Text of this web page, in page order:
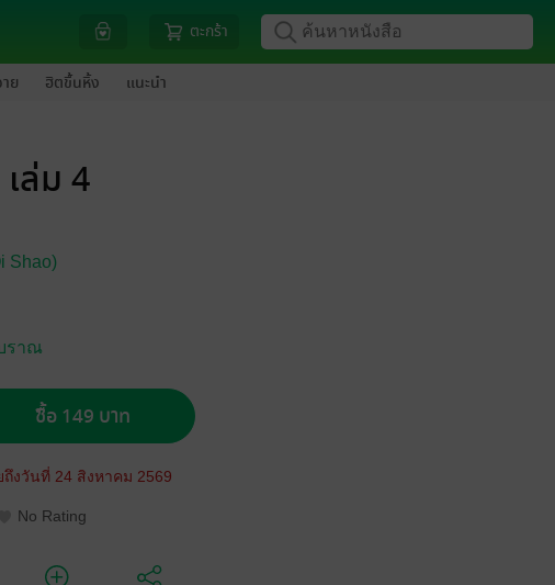
ตะกร้า
ย ฮิตขึ้นหิ้ง แนะนำ
ล่ม 4
Shao)
ราณ
ซื้อ 149 บาท
งวันที่ 24 สิงหาคม 2569
No Rating